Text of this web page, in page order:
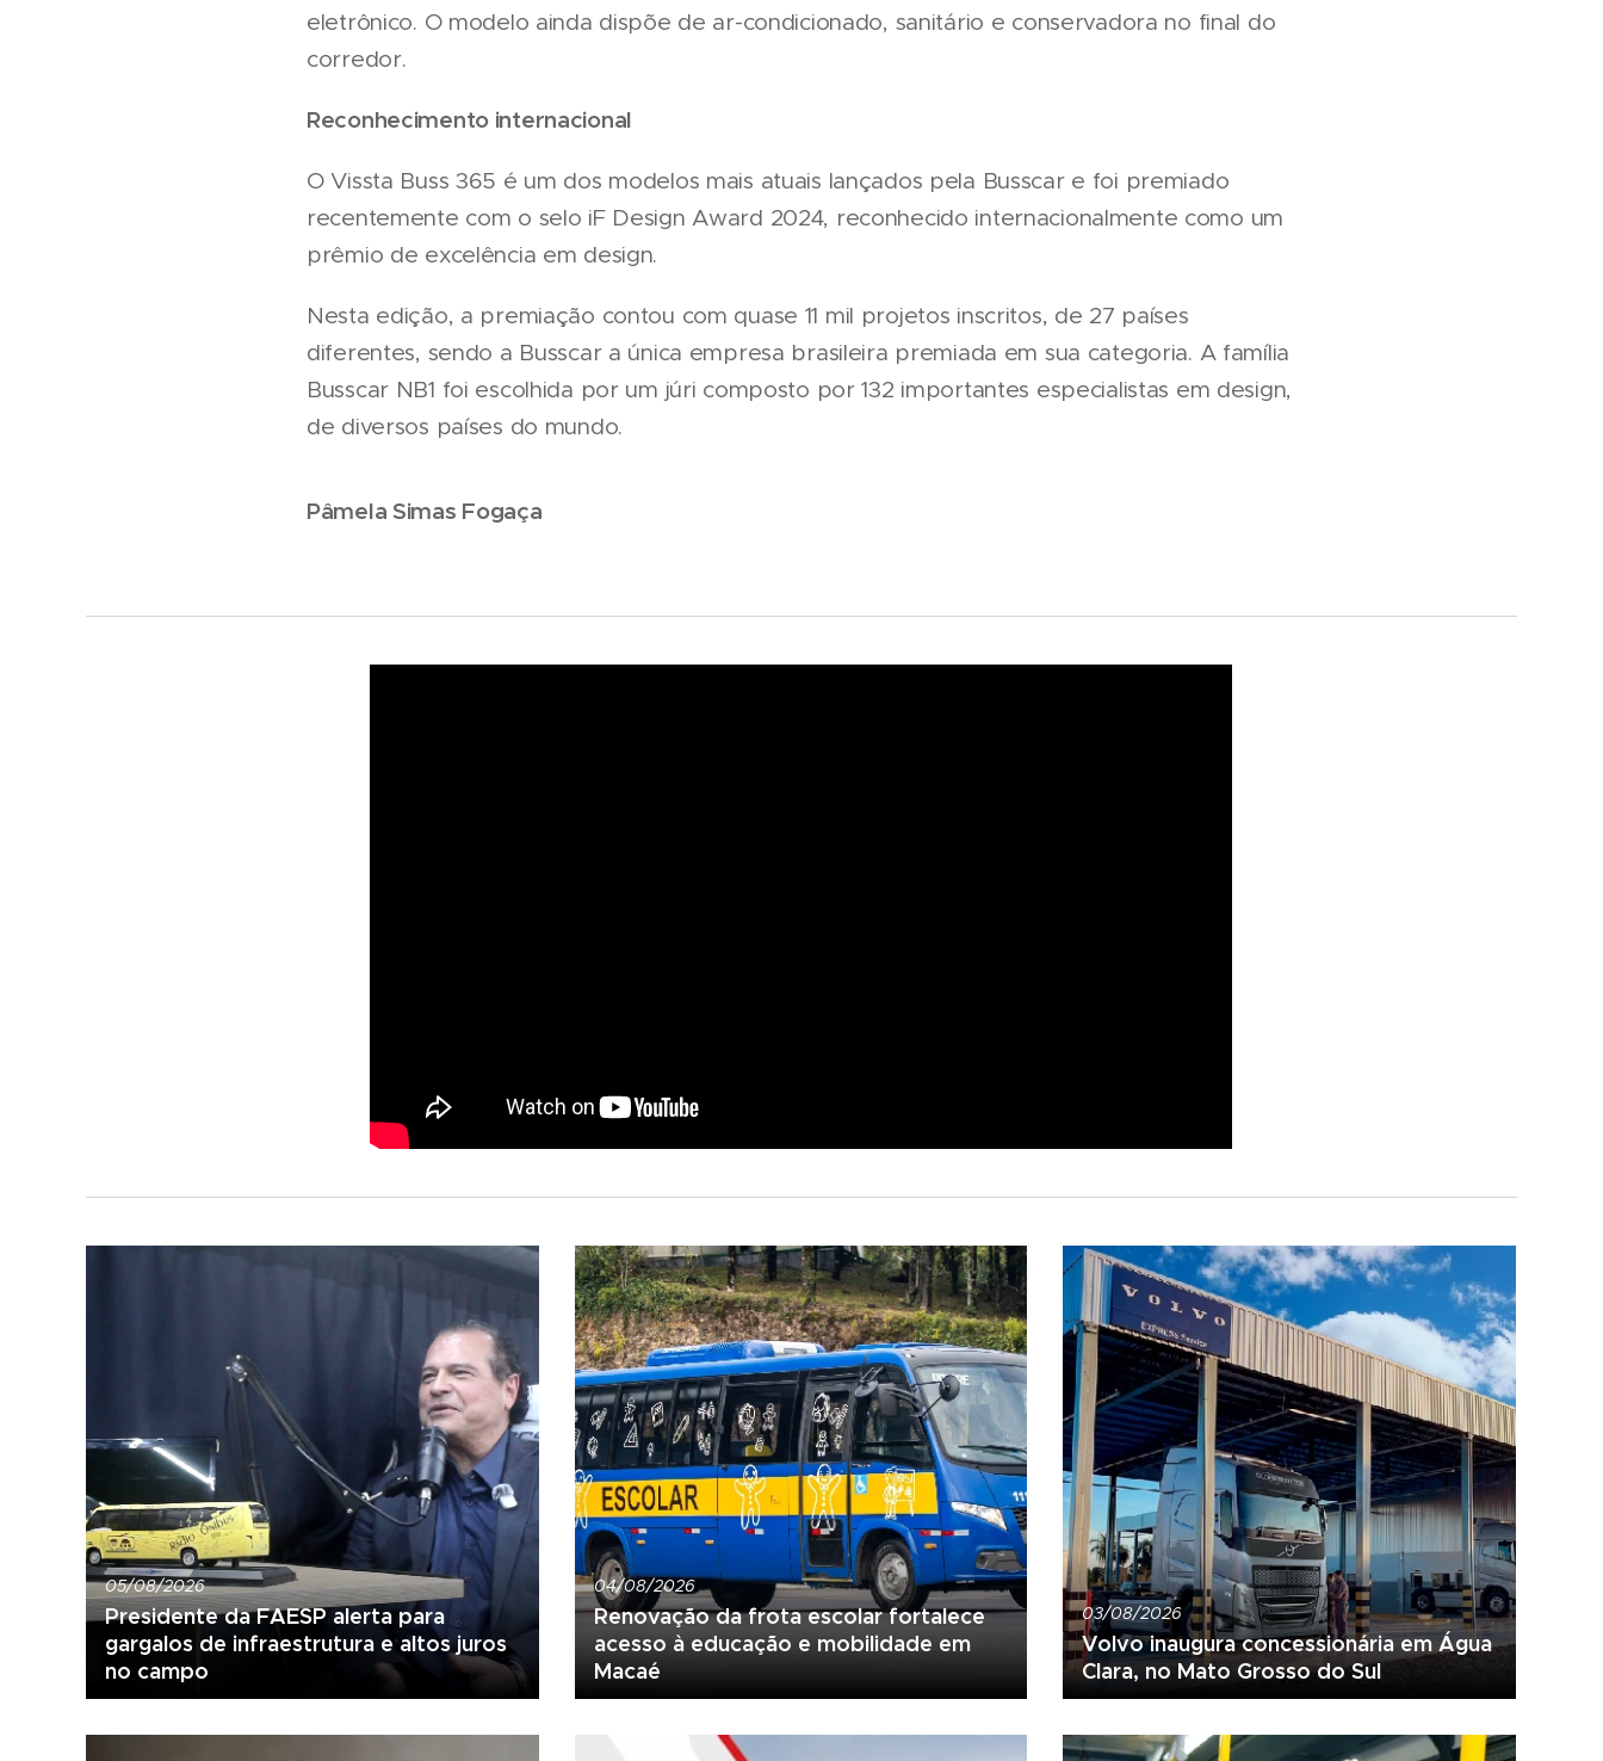
eletrônico. O modelo ainda dispõe de ar-condicionado, sanitário e conservadora no final do
corredor.
Reconhecimento internacional
O Vissta Buss 365 é um dos modelos mais atuais lançados pela Busscar e foi premiado
recentemente com o selo iF Design Award 2024, reconhecido internacionalmente como um
prêmio de excelência em design.
Nesta edição, a premiação contou com quase 11 mil projetos inscritos, de 27 países
diferentes, sendo a Busscar a única empresa brasileira premiada em sua categoria. A família
Busscar NB1 foi escolhida por um júri composto por 132 importantes especialistas em design,
de diversos países do mundo.
Pâmela Simas Fogaça
05/08/2026
Presidente da FAESP alerta para
gargalos de infraestrutura e altos juros
no campo
04/08/2026
Renovação da frota escolar fortalece
acesso à educação e mobilidade em
Macaé
03/08/2026
Volvo inaugura concessionária em Água
Clara, no Mato Grosso do Sul